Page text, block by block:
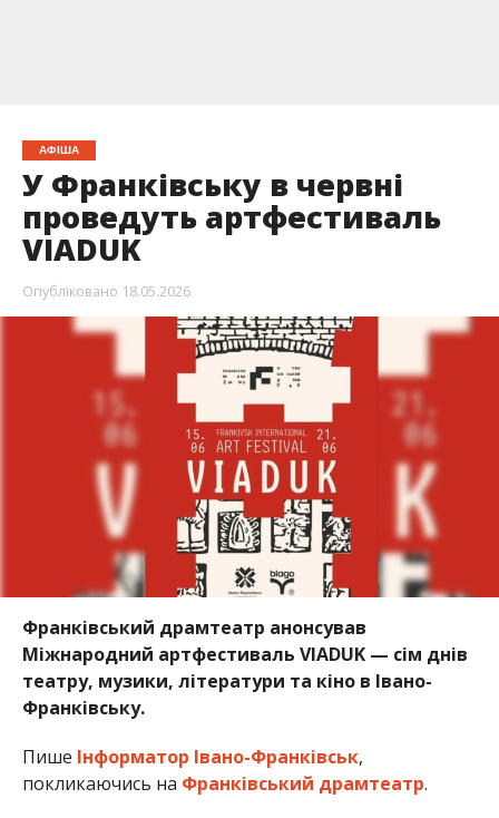
АФІША
У Франківську в червні
проведуть артфестиваль
VIADUK
Опубліковано 18.05.2026
Франківський драмтеатр анонсував
Міжнародний артфестиваль VIADUK — сім днів
театру, музики, літератури та кіно в Івано-
Франківську.
Пише Інформатор Івано-Франківськ,
покликаючись на Франківський драмтеатр.